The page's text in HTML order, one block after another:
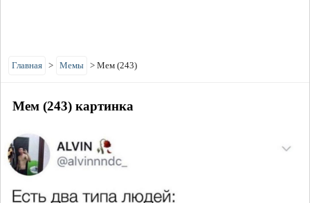
Главная > Мемы > Мем (243)
Мем (243) картинка